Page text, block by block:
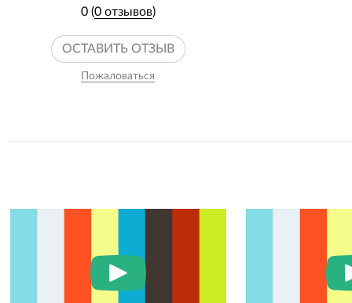
0 (0 отзывов)
ОСТАВИТЬ ОТЗЫВ
Пожаловаться